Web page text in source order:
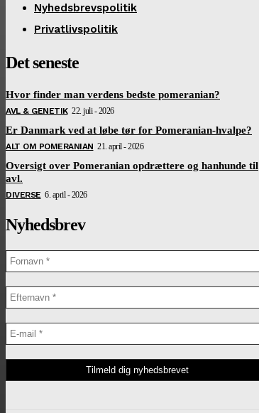
Nyhedsbrevspolitik
Privatlivspolitik
Det seneste
Hvor finder man verdens bedste pomeranian?
AVL & GENETIK 22. juli - 2026
Er Danmark ved at løbe tør for Pomeranian-hvalpe?
ALT OM POMERANIAN 21. april - 2026
Oversigt over Pomeranian opdrættere og hanhunde til
avl.
DIVERSE 6. april - 2026
Nyhedsbrev